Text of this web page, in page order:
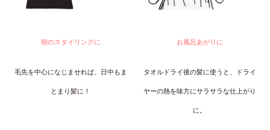
朝のスタイリングに
毛先を中心になじませれば、日中もま
とまり髪に！
お風呂あがりに
タオルドライ後の髪に使うと、ドライ
ヤーの熱を味方にサラサラな仕上がり
に。